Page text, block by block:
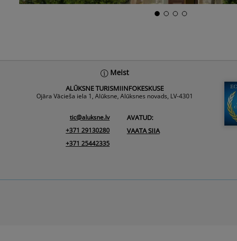
Meist
ALŪKSNE TURISMIINFOKESKUSE
Ojāra Vācieša iela 1, Alūksne, Alūksnes novads, LV-4301
tic@aluksne.lv
+371 29130280
+371 25442335
AVATUD:
VAATA SIIA